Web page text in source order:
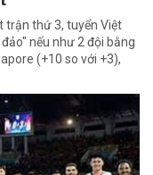
trận thứ 3, tuyển Việt
nếu như 2 đội bằng
(+10 so với +3),